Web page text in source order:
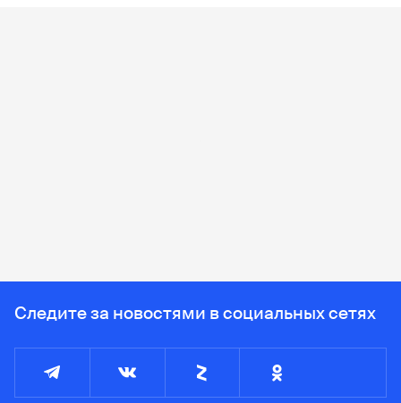
Следите за новостями в социальных сетях